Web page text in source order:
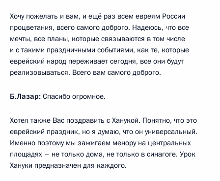
Хочу пожелать и вам, и ещё раз всем евреям России
процветания, всего самого доброго. Надеюсь, что все
мечты, все планы, которые связываются в том числе
и с такими праздничными событиями, как те, которые
еврейский народ переживает сегодня, все они будут
реализовываться. Всего вам самого доброго.
Б.Лазар: Спасибо огромное.
Хотел также Вас поздравить с Ханукой. Понятно, что это
еврейский праздник, но я думаю, что он универсальный.
Именно поэтому мы зажигаем менору на центральных
площадях – не только дома, не только в синагоге. Урок
Хануки предназначен для каждого.